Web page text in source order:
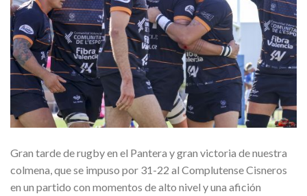
Gran tarde de rugby en el Pantera y gran victoria de nuestra
colmena, que se impuso por 31-22 al Complutense Cisneros
en un partido con momentos de alto nivel y una afición